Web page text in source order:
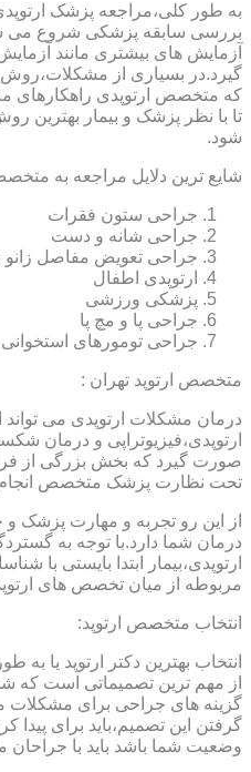
به طور کلی،مراجعه پزشک
بررسی سابقه پزشکی شروع می
آزمایش های بیشتری مانند
گیرد.در بسیاری از
که متخصص ارتوپدی راهکارهای
تا با نظر پزشک و بیمار بهترین
شود.
شایع ترین دلایل مراجعه به
جراحی ستون فقرات
جراحی شانه و دست
جراحی تعویض مفاصل زانو
ارتوپدی اطفال
پزشکی ورزشی
جراحی پا و مچ پا
جراحی تومورهای
متخصص ارتوپد تهران :
درمان مشکلات ارتوپدی می
ارتوپدی،فیزیوتراپی و درمان
صورت گیرد که بخش بزرگی از
تحت نظارت پزشک متخصص
از این رو تجربه و مهارت پزشک و
درمان شما دارد.با توجه به
ارتوپدی،بیمار ابتدا بایستی
مربوطه از میان تخصص های
انتخاب متخصص ارتوپد:
انتخاب بهترین دکتر ارتوپد یا
از مهم ترین تصمیماتی است که
گزینه های جراحی برای مشکلات
گرفتن این تصمیم،باید برای پیدا
وضعیت شما باشد باید با